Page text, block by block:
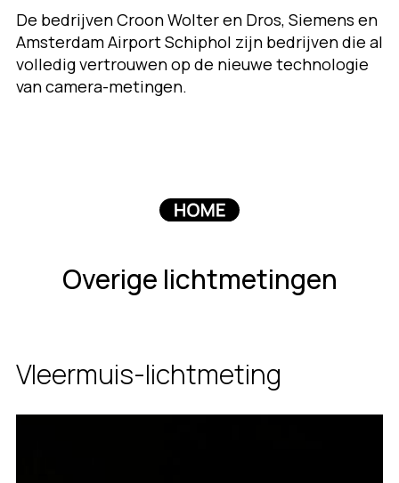
De bedrijven Croon Wolter en Dros, Siemens en
Amsterdam Airport Schiphol zijn bedrijven die al
volledig vertrouwen op de nieuwe technologie
van camera-metingen.
Overige lichtmetingen
Vleermuis-lichtmeting